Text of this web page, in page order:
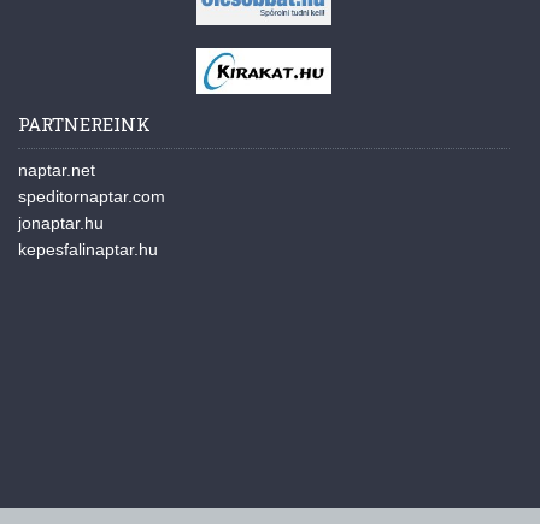
PARTNEREINK
naptar.net
speditornaptar.com
jonaptar.hu
kepesfalinaptar.hu